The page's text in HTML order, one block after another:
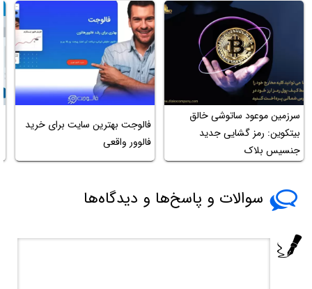
سرزمین موعود ساتوشی خالق
بیتکوین: رمز گشایی جدید
جنسیس بلاک
فالوجت بهترین سایت برای خرید
فالوور واقعی
سوالات و پاسخ‌ها و دیدگاه‌ها